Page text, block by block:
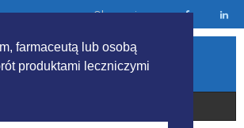
Obserwuj nas
farmaceutą lub osobą
produktami leczniczymi